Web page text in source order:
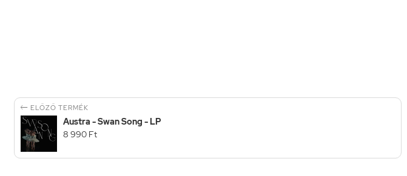
 ELŐZŐ TERMÉK
Austra - Swan Song - LP
8 990 Ft